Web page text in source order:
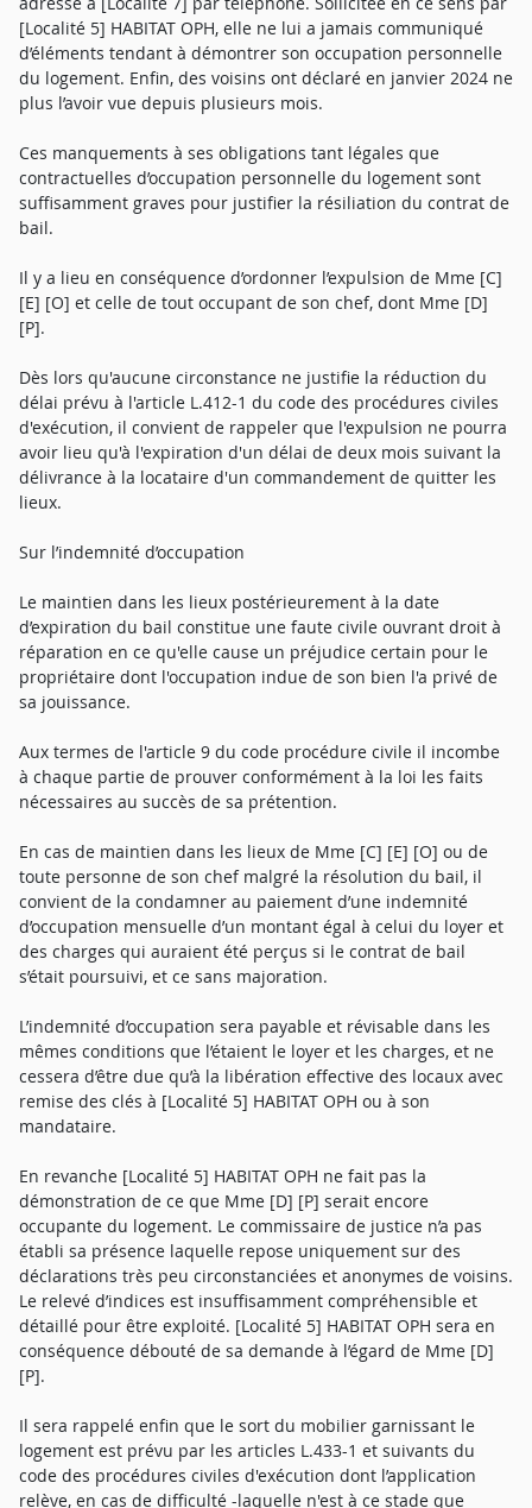
[Localité 5] HABITAT OPH, elle ne lui a jamais communiqué
d’éléments tendant à démontrer son occupation personnelle
du logement. Enfin, des voisins ont déclaré en janvier 2024 ne
plus l’avoir vue depuis plusieurs mois.
Ces manquements à ses obligations tant légales que
contractuelles d’occupation personnelle du logement sont
suffisamment graves pour justifier la résiliation du contrat de
bail.
Il y a lieu en conséquence d’ordonner l’expulsion de Mme [C]
[E] [O] et celle de tout occupant de son chef, dont Mme [D]
[P].
Dès lors qu'aucune circonstance ne justifie la réduction du
délai prévu à l'article L.412-1 du code des procédures civiles
d'exécution, il convient de rappeler que l'expulsion ne pourra
avoir lieu qu'à l'expiration d'un délai de deux mois suivant la
délivrance à la locataire d'un commandement de quitter les
lieux.
Sur l’indemnité d’occupation
Le maintien dans les lieux postérieurement à la date
d’expiration du bail constitue une faute civile ouvrant droit à
réparation en ce qu'elle cause un préjudice certain pour le
propriétaire dont l'occupation indue de son bien l'a privé de
sa jouissance.
Aux termes de l'article 9 du code procédure civile il incombe
à chaque partie de prouver conformément à la loi les faits
nécessaires au succès de sa prétention.
En cas de maintien dans les lieux de Mme [C] [E] [O] ou de
toute personne de son chef malgré la résolution du bail, il
convient de la condamner au paiement d’une indemnité
d’occupation mensuelle d’un montant égal à celui du loyer et
des charges qui auraient été perçus si le contrat de bail
s’était poursuivi, et ce sans majoration.
L’indemnité d’occupation sera payable et révisable dans les
mêmes conditions que l’étaient le loyer et les charges, et ne
cessera d’être due qu’à la libération effective des locaux avec
remise des clés à [Localité 5] HABITAT OPH ou à son
mandataire.
En revanche [Localité 5] HABITAT OPH ne fait pas la
démonstration de ce que Mme [D] [P] serait encore
occupante du logement. Le commissaire de justice n’a pas
établi sa présence laquelle repose uniquement sur des
déclarations très peu circonstanciées et anonymes de voisins.
Le relevé d’indices est insuffisamment compréhensible et
détaillé pour être exploité. [Localité 5] HABITAT OPH sera en
conséquence débouté de sa demande à l’égard de Mme [D]
[P].
Il sera rappelé enfin que le sort du mobilier garnissant le
logement est prévu par les articles L.433-1 et suivants du
code des procédures civiles d'exécution dont l’application
relève, en cas de difficulté -laquelle n'est à ce stade que